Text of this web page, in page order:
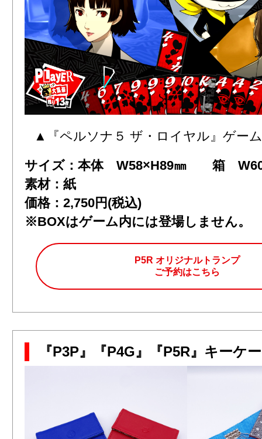
▲『ペルソナ５ ザ・ロイヤル』ゲー
サイズ：本体 W58×H89㎜ 箱
素材：紙
価格：2,750円(税込)
※BOXはゲーム内には登場しません。
P5R オリジナルトランプ
ご予約はこちら
『P3P』『P4G』『P5R』キーケ